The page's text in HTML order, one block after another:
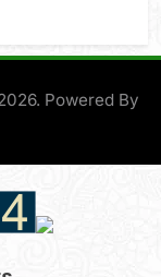
Powered By